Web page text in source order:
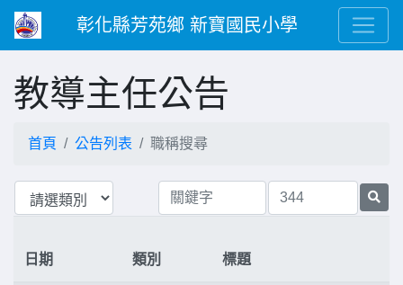
彰化縣芳苑鄉 新寶國民小學
教導主任公告
首頁 公告列表 職稱搜尋
日期 類別 標題